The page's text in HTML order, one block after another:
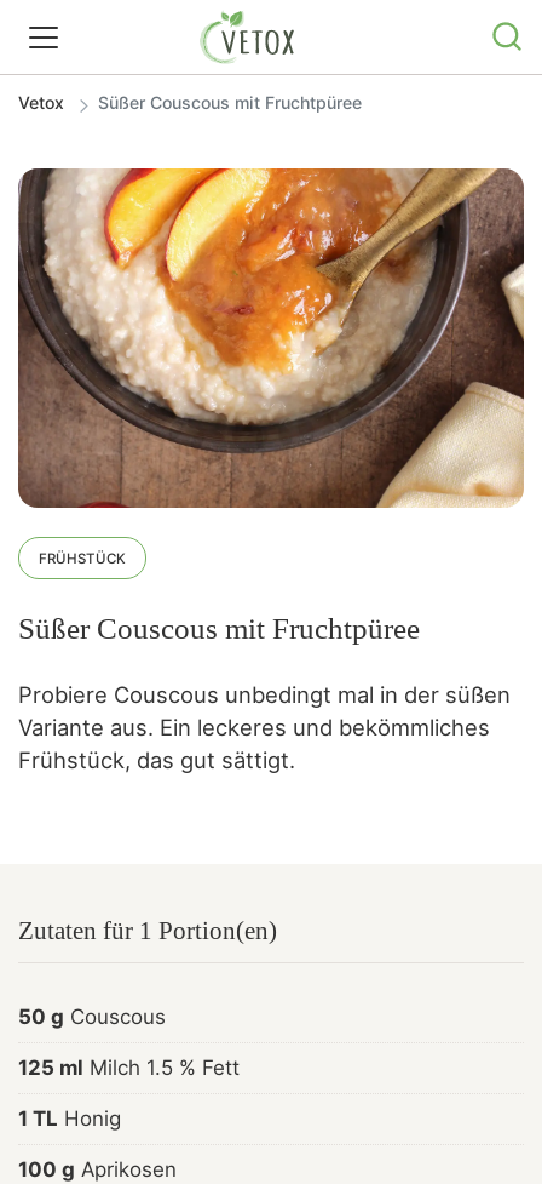
REZEPTWELT
WISSEN
SHOP
GRATIS ERNÄHRUNGSTIPPS
Vetox Süßer Couscous mit Fruchtpüree
FRÜHSTÜCK
Süßer Couscous mit Fruchtpüree
Probiere Couscous unbedingt mal in der süßen
Variante aus. Ein leckeres und bekömmliches
Frühstück, das gut sättigt.
Zutaten für 1 Portion(en)
50 g Couscous
125 ml Milch 1.5 % Fett
1 TL Honig
100 g Aprikosen